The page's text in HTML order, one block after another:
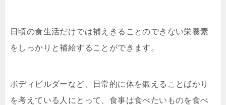
日頃の食生活だけでは補えきることのできない栄養素
をしっかりと補給することができます。
ボディビルダーなど、日常的に体を鍛えることばかり
を考えている人にとって、食事は食べたいものを食べ